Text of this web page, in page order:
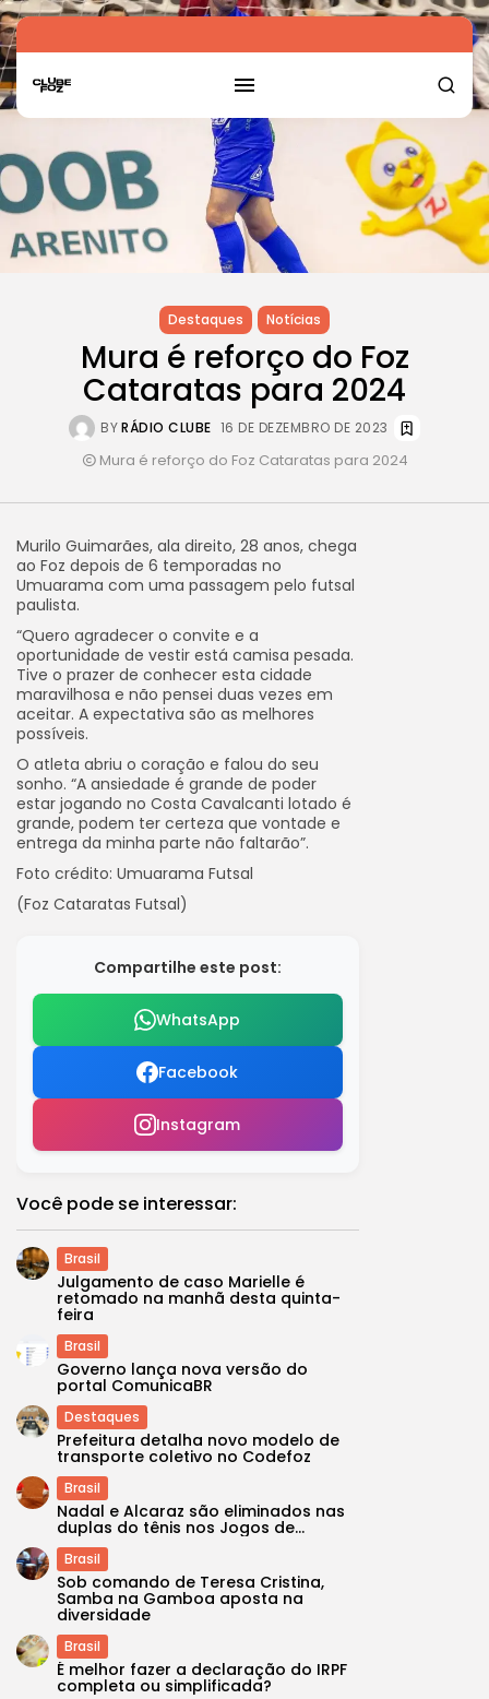
Destaques Notícias
Mura é reforço do Foz
Cataratas para 2024
BYRÁDIO CLUBE 16 DE DEZEMBRO DE 2023
Mura é reforço do Foz Cataratas para 2024
Murilo Guimarães, ala direito, 28 anos, chega
ao Foz depois de 6 temporadas no
Umuarama com uma passagem pelo futsal
paulista.
“Quero agradecer o convite e a
oportunidade de vestir está camisa pesada.
Tive o prazer de conhecer esta cidade
maravilhosa e não pensei duas vezes em
aceitar. A expectativa são as melhores
possíveis.
O atleta abriu o coração e falou do seu
sonho. “A ansiedade é grande de poder
estar jogando no Costa Cavalcanti lotado é
grande, podem ter certeza que vontade e
entrega da minha parte não faltarão”.
Foto crédito: Umuarama Futsal
(Foz Cataratas Futsal)
Compartilhe este post:
WhatsApp
Facebook
Instagram
Você pode se interessar:
Brasil
Julgamento de caso Marielle é
retomado na manhã desta quinta-
feira
Brasil
Governo lança nova versão do
portal ComunicaBR
Destaques
Prefeitura detalha novo modelo de
transporte coletivo no Codefoz
Brasil
Nadal e Alcaraz são eliminados nas
duplas do tênis nos Jogos de...
Brasil
Sob comando de Teresa Cristina,
Samba na Gamboa aposta na
diversidade
Brasil
É melhor fazer a declaração do IRPF
completa ou simplificada?